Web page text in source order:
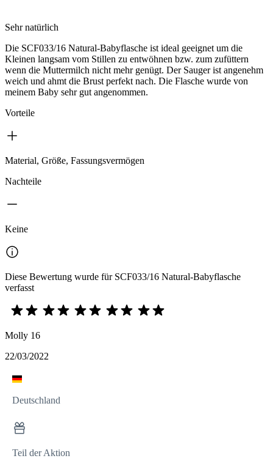
Sehr natürlich
Die SCF033/16 Natural-Babyflasche ist ideal geeignet um die
Kleinen langsam vom Stillen zu entwöhnen bzw. zum zufüttern
wenn die Muttermilch nicht mehr genügt. Der Sauger ist angenehm
weich und ahmt die Brust perfekt nach. Die Flasche wurde von
meinem Baby sehr gut angenommen.
Vorteile
Material, Größe, Fassungsvermögen
Nachteile
Keine
Diese Bewertung wurde für SCF033/16 Natural-Babyflasche
verfasst
Molly 16
22/03/2022
Deutschland
Teil der Aktion